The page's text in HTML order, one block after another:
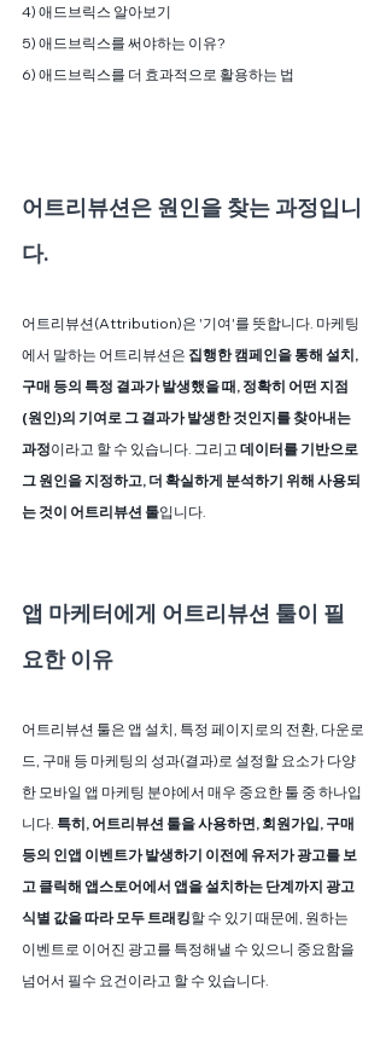
4) 애드브릭스 알아보기
5) 애드브릭스를 써야하는 이유?
6) 애드브릭스를 더 효과적으로 활용하는 법
어트리뷰션은 원인을 찾는 과정입니
다.
어트리뷰션(Attribution)은 '기여'를 뜻합니다. 마케팅
에서 말하는 어트리뷰션은 집행한 캠페인을 통해 설치,
구매 등의 특정 결과가 발생했을 때, 정확히 어떤 지점
(원인)의 기여로 그 결과가 발생한 것인지를 찾아내는
과정이라고 할 수 있습니다. 그리고 데이터를 기반으로
그 원인을 지정하고, 더 확실하게 분석하기 위해 사용되
는 것이 어트리뷰션 툴입니다.
앱 마케터에게 어트리뷰션 툴이 필
요한 이유
어트리뷰션 툴은 앱 설치, 특정 페이지로의 전환, 다운로
드, 구매 등 마케팅의 성과(결과)로 설정할 요소가 다양
한 모바일 앱 마케팅 분야에서 매우 중요한 툴 중 하나입
니다. 특히, 어트리뷰션 툴을 사용하면, 회원가입, 구매
등의 인앱 이벤트가 발생하기 이전에 유저가 광고를 보
고 클릭해 앱스토어에서 앱을 설치하는 단계까지 광고
식별 값을 따라 모두 트래킹할 수 있기 때문에, 원하는
이벤트로 이어진 광고를 특정해낼 수 있으니 중요함을
넘어서 필수 요건이라고 할 수 있습니다.